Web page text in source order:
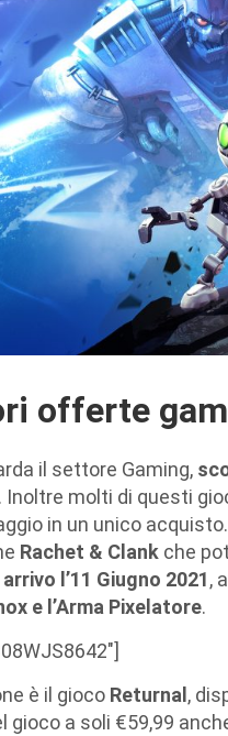
offerte
il settore Gaming,
Inoltre molti di questi
in un unico
Rachet & Clank che
arrivo l’11 Giugno 2021,
e l’Arma Pixelatore.
è il gioco Returnal ,
gioco a soli €59,99